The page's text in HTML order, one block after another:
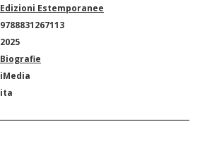
Edizioni Estemporanee
9788831267113
2025
Biografie
iMedia
ita